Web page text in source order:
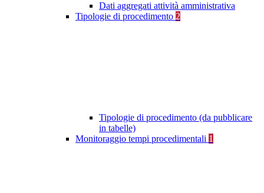
Dati aggregati attività amministrativa
Tipologie di procedimento 2
Tipologie di procedimento (da pubblicare
in tabelle)
Monitoraggio tempi procedimentali 1